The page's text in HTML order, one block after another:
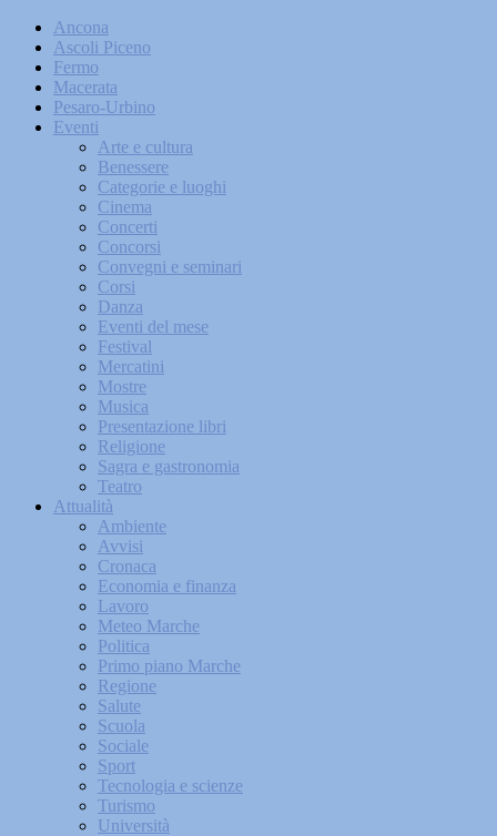
Ancona
Ascoli Piceno
Fermo
Macerata
Pesaro-Urbino
Eventi
Arte e cultura
Benessere
Categorie e luoghi
Cinema
Concerti
Concorsi
Convegni e seminari
Corsi
Danza
Eventi del mese
Festival
Mercatini
Mostre
Musica
Presentazione libri
Religione
Sagra e gastronomia
Teatro
Attualità
Ambiente
Avvisi
Cronaca
Economia e finanza
Lavoro
Meteo Marche
Politica
Primo piano Marche
Regione
Salute
Scuola
Sociale
Sport
Tecnologia e scienze
Turismo
Università